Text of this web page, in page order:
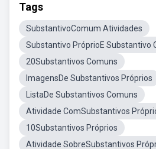
Tags
SubstantivoComum Atividades
Substantivo PróprioE Substantivo
20Substantivos Comuns
ImagensDe Substantivos Próprios
ListaDe Substantivos Comuns
Atividade ComSubstantivos
10Substantivos Próprios
Atividade SobreSubstantivos